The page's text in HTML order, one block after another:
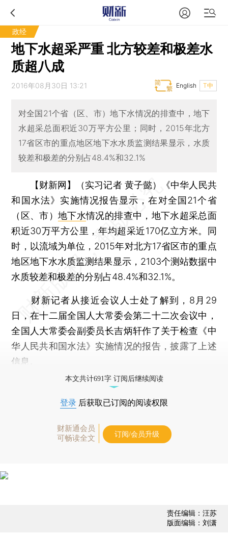
政经
地下水超采严重 北方较差和极差水
质超八成
2016年08月30日 13:21 T中
English
对全国21个省（区、市）地下水情况的排查中，地下
水超采总面积近30万平方公里；同时，2015年北方
17省区市的重点地区地下水水质监测结果显示，水质
较差和极差的分别占48.4%和32.1%
【财新网】（实习记者 黄子懿）
《中华人民共
和国水法》实施情况报告显示，在对全国21个省
（区、市）地下水情况的排查中，地下水超采总面
积近30万平方公里，年均超采近170亿立方米。同
时，以流域为单位，2015年对北方17省区市的重点
地区地下水水质监测结果显示，2103个测站数据中
水质较差和极差的分别占48.4%和32.1%。
财新记者从接近会议人士处了解到，8月29
日，在十二届全国人大常委会第二十二次会议中，
全国人大常委会副委员长吉炳轩作了关于检查《中
华人民共和国水法》实施情况的报告，披露了上述
信息。
本文共计691字 订阅后继续阅读
登录 后获取已订阅的阅读权限
财新通会员
可畅读全文
订阅/会员升级
责任编辑：汪苏
版面编辑：刘潇